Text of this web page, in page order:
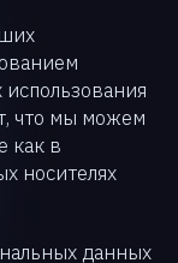
использования
что мы можем
как в
носителях
данных